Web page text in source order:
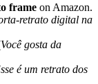
frame on Amazon.
retrato digital na
Você gosta da
é um retrato dos